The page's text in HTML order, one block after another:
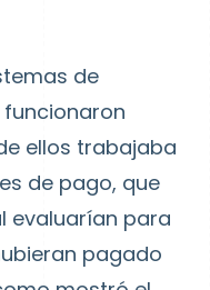
de
ellos trabajaba
de pago, que
evaluarían para
pagado